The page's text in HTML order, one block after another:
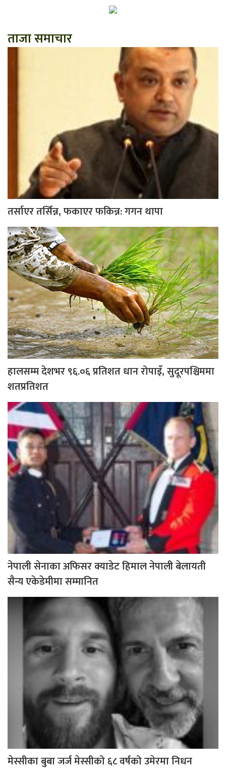
ताजा समाचार
तर्साएर तर्सिन्न, फकाएर फकिन्न: गगन थापा
हालसम्म देशभर ९६.०६ प्रतिशत धान रोपाइँ, सुदूरपश्चिममा
शतप्रतिशत
नेपाली सेनाका अफिसर क्याडेट हिमाल नेपाली बेलायती
सैन्य एकेडेमीमा सम्मानित
मेस्सीका बुबा जर्ज मेस्सीको ६८ वर्षको उमेरमा निधन